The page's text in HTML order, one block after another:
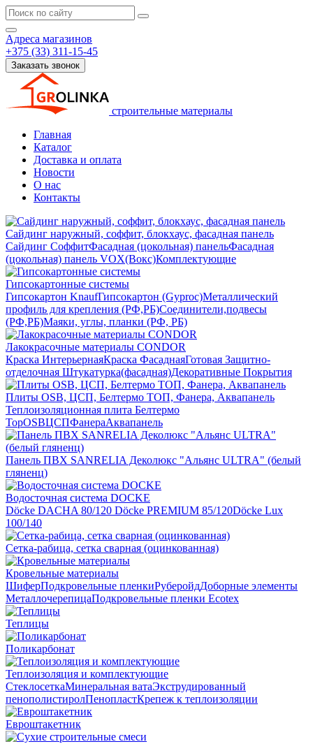
Адреса магазинов
+375 (33) 311-15-45
Заказать звонок
строительные материалы
Главная
Каталог
Доставка и оплата
Новости
О нас
Контакты
Сайдинг наружный, соффит, блокхаус, фасадная панель
Сайдинг СоффитФасадная (цокольная) панельФасадная
(цокольная) панель VOX(Вокс)Комплектующие
Гипсокартонные системы
Гипсокартон KnaufГипсокартон (Gyproc)Металлический
профиль для крепления (РФ,РБ)Соединители,подвесы
(РФ,РБ)Маяки, углы, планки (РФ, РБ)
Лакокрасочные материалы CONDOR
Краска ИнтерьернаяКраска ФасаднаяГотовая Защитно-
отделочная Штукатурка(фасадная)Декоративные Покрытия
Плиты OSB, ЦСП, Белтермо ТОП, Фанера, Аквапанель
Теплоизоляционная плита Белтермо
TopOSBЦСПФанераАквапанель
Панель ПВХ SANRELIA Деколюкс "Альянс ULTRA" (белый
гляненц)
Водосточная система DOCKE
Döсkе DACHA 80/120 Döcke PREMIUM 85/120Döсkе Luх
100/140
Сетка-рабица, сетка сварная (оцинкованная)
Кровельные материалы
ШиферПодкровельные пленкиРуберойдДоборные элементы
МеталлочерепицаПодкровельные пленки Ecotex
Теплицы
Поликарбонат
Теплоизоляция и комплектующие
СтеклосеткаМинеральная ватаЭкструдированный
пенополистиролПенопластКрепеж к теплоизоляции
Евроштакетник